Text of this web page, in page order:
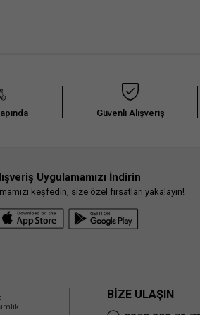
Güvenli Alışveriş
Uygulamamızı İndirin
keşfedin, size özel fırsatları yakalayın!
BİZE ULAŞIN